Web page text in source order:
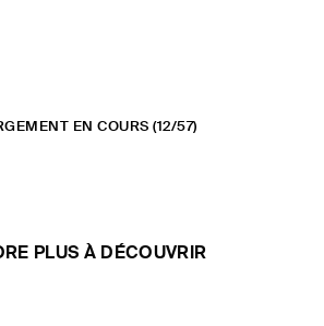
EN COURS (12/57)
PLUS À DÉCOUVRIR